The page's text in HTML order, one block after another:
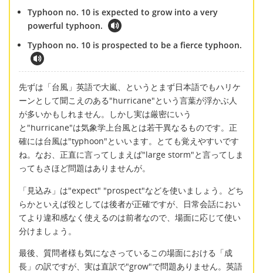
Typhoon no. 10 is expected to grow into a very
powerful typhoon.
Typhoon no. 10 is prospected to be a fierce typhoon.
先ずは「台風」英語で大嵐、というとまず日本語でもハリケ
ーンとして聞こえのある"hurricane"という言葉が浮かぶ人
が多いかもしれません。しかし実は厳密にいう
と"hurricane"は気象学上台風とは若干異なるものです。正
確には台風は"typhoon"といいます。とても覚えやすいです
ね。なお、正直に言ってしまえば"large storm"と言ってしま
ってもさほど問題はありませんが。
「見込み」は"expect" "prospect"などを使いましょう。どち
らかといえば役としては後者が正確ですが、日常会話におい
てより違和感なく使えるのは前者なので、場面に応じて使い
分けましょう。
最後、質問者様も気になさっているこの場面における「成
長」の訳ですが、実は直訳で"grow"で問題ありません。英語